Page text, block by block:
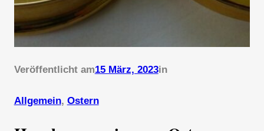
Veröffentlicht am15 März, 2023in
Allgemein, Ostern